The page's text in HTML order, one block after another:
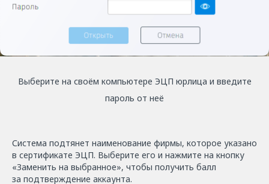
Выберите на своём компьютере ЭЦП юрлица и введите
пароль от неё
Система подтянет наименование фирмы, которое указано
в сертификате ЭЦП. Выберите его и нажмите на кнопку
«Заменить на выбранное», чтобы получить балл
за подтверждение аккаунта.